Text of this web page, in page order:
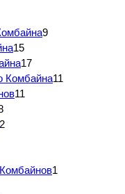
9
15
17
Комбайна11
11
2
1